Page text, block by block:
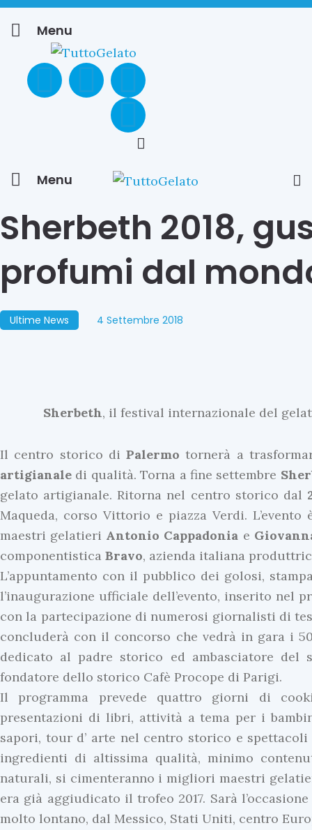
Menu
Menu
Sherbeth 2018,
profumi dal
Ultime News 4 Settembre 2018
Sherbeth, il festival internazionale del
Il centro storico di Palermo tornerà a
artigianale di qualità. Torna a fine settembre
gelato artigianale. Ritorna nel centro storico dal
Maqueda, corso Vittorio e piazza Verdi.
maestri gelatieri Antonio Cappadonia e
componentistica Bravo, azienda italiana
L’appuntamento con il pubblico dei golosi,
l’inaugurazione ufficiale dell’evento, inserito nel
con la partecipazione di numerosi giornalisti di
concluderà con il concorso che vedrà in gara i
dedicato al padre storico ed ambasciatore del
fondatore dello storico Cafè Procope di Parigi.
Il programma prevede quattro giorni di
presentazioni di libri, attività a tema per i
sapori, tour d’ arte nel centro storico e
ingredienti di altissima qualità, minimo
naturali, si cimenteranno i migliori maestri
era già aggiudicato il trofeo 2017. Sarà
molto lontano, dal Messico, Stati Uniti, centro